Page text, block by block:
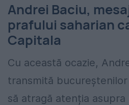
Andrei Baciu,
prafului saharian
Capitala
Cu această ocazie,
transmită
să atragă atenția